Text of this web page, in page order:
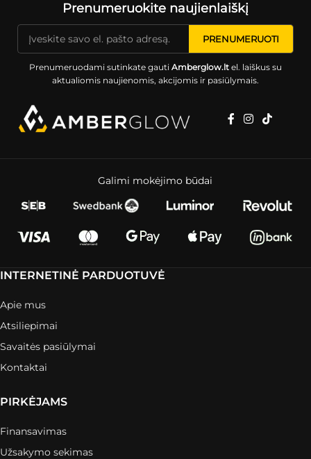
Prenumeruokite naujienlaiškį
Prenumeruodami sutinkate gauti Amberglow.ltel. laiškus su
aktualiomis naujienomis, akcijomis ir pasiūlymais.
Galimi mokėjimo būdai
INTERNETINĖ PARDUOTUVĖ
Apie mus
Atsiliepimai
Savaitės pasiūlymai
Kontaktai
PIRKĖJAMS
Finansavimas
Užsakymo sekimas